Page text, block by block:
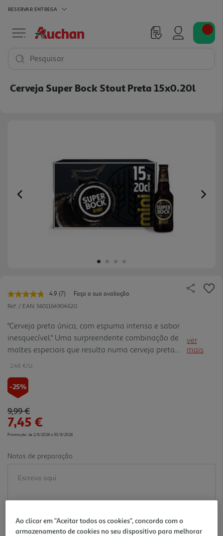
RESERVAR ENTREGA
Pesquisar
Cerveja Super Bock Stout Preta 15x0.20l
Previous
4.9 Leu
7
Link
para
a
mesma
página.
(7)
Faça a sua avaliação
Ref. / EAN: 5601164904620
"Cerveja preta única, com espuma intensa e sabor
inesquecível." Uma surpreendente combinação de
maltes especiais que resulta numa cerveja preta
com um aroma e um gosto distintos, coroada por
ver
mais
2.48 €/Lt
-25%
Price reduced from
9,99 €to
7,45 €
Promoção: de 2/6/2026 a 30/9/2026
Notas de preparação
Ao clicar em "Aceitar todos os cookies", concorda com o
armazenamento de cookies no seu dispositivo para melhorar